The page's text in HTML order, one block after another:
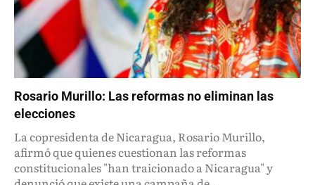
Rosario Murillo: Las reformas no eliminan las
elecciones
La copresidenta de Nicaragua, Rosario Murillo,
afirmó que quienes cuestionan las reformas
constitucionales "han traicionado a Nicaragua" y